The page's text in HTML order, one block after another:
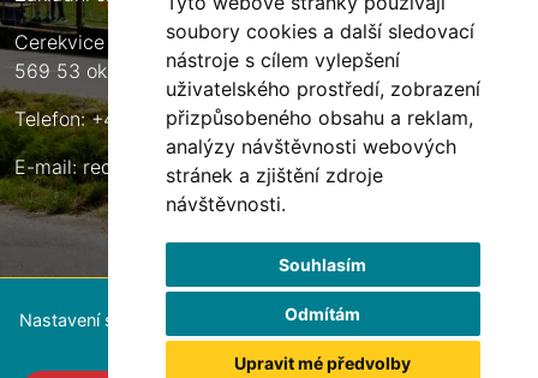
soubory cookies a další sledovací
nástroje s cílem vylepšení
uživatelského prostředí, zobrazení
přizpůsobeného obsahu a reklam,
analýzy návštěvnosti webových
stránek a zjištění zdroje
návštěvnosti.
Souhlasím
Odmítám
Upravit mé předvolby
Cerekvice nad Loučnou 135
569 53 okres Svitavy
Telefon: +420 461 633 140
E-mail:reditel@zscerekvice.cz
Nastavení souborů cookie